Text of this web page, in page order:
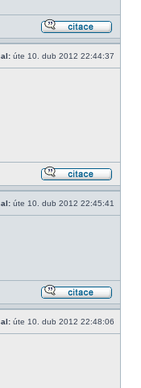
úte 10. dub 2012 22:44:37
úte 10. dub 2012 22:45:41
úte 10. dub 2012 22:48:06